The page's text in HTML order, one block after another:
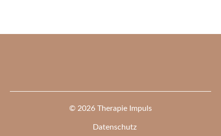
© 2026 Therapie Impuls
Datenschutz